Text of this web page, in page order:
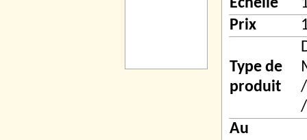
Échelle
Prix
Type de
produit
Au